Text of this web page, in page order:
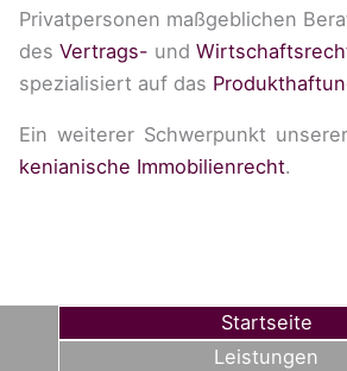
Privatpersonen maßgeblichen
desVertrags- und
spezialisiert auf das
Ein weiterer Schwerpunkt
kenianische Immobilienrecht.
Startseite
Leistungen